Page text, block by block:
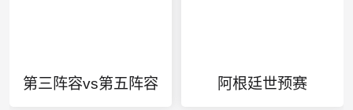
第三阵容vs第五阵容 阿根廷世预赛